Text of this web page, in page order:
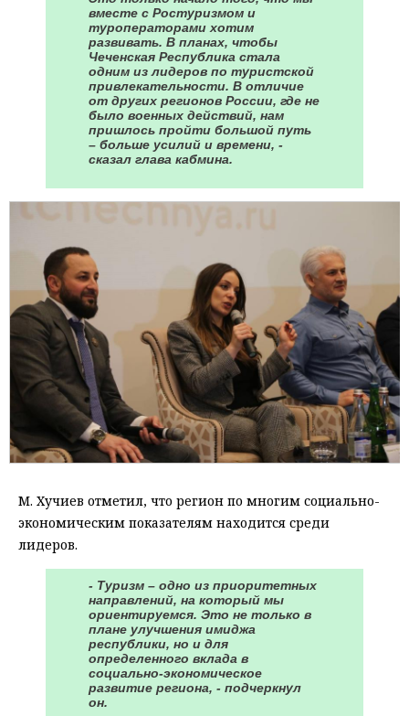
вместе с Ростуризмом и
туроператорами хотим
развивать. В планах, чтобы
Чеченская Республика стала
одним из лидеров по туристской
привлекательности. В отличие
от других регионов России, где не
было военных действий, нам
пришлось пройти большой путь
– больше усилий и времени, -
сказал глава кабмина.
М. Хучиев отметил, что регион по многим социально-
экономическим показателям находится среди
лидеров.
- Туризм – одно из приоритетных
направлений, на который мы
ориентируемся. Это не только в
плане улучшения имиджа
республики, но и для
определенного вклада в
социально-экономическое
развитие региона, - подчеркнул
он.